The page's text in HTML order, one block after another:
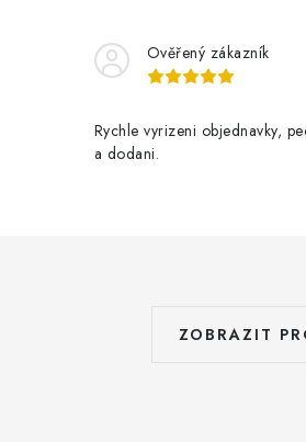
Ověřený zákazník
Rychle vyrizeni objednavky,
a dodani.
ZOBRAZIT